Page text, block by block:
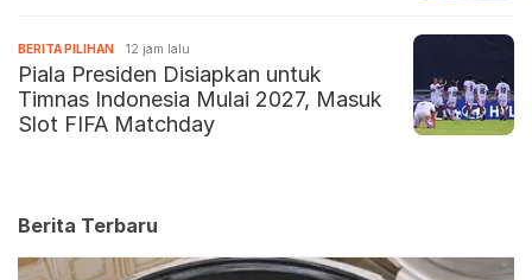
BERITA PILIHAN 12 jam lalu
Piala Presiden Disiapkan untuk
Timnas Indonesia Mulai 2027, Masuk
Slot FIFA Matchday
Berita Terbaru